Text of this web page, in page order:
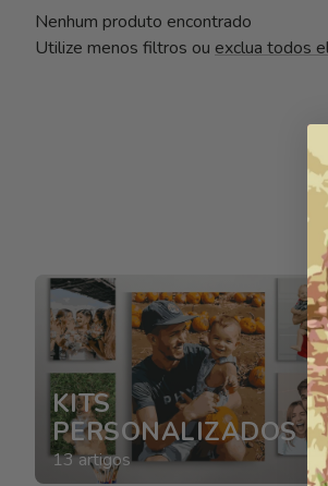
Nenhum produto encontrado
Utilize menos filtros ou exclua todos
KITS
PERSONALIZADOS
13 artigos